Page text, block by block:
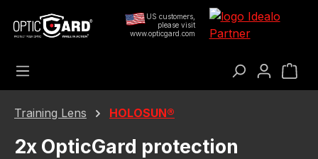
Passer au contenu principalUS customers,
please visit
www.opticgard.com
Le
Training Lens HOLOSUN®
2x OpticGard protection